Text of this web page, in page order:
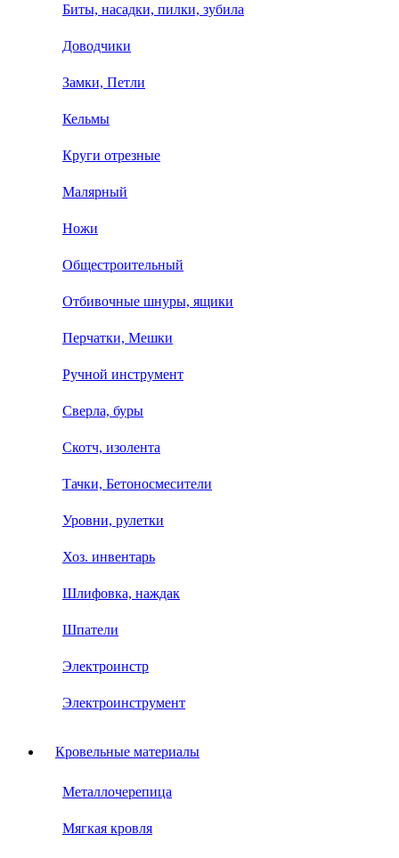
Биты, насадки, пилки, зубила
Доводчики
Замки, Петли
Кельмы
Круги отрезные
Малярный
Ножи
Общестроительный
Отбивочные шнуры, ящики
Перчатки, Мешки
Ручной инструмент
Сверла, буры
Скотч, изолента
Тачки, Бетоносмесители
Уровни, рулетки
Хоз. инвентарь
Шлифовка, наждак
Шпатели
Электроинстр
Электроинструмент
Кровельные материалы
Металлочерепица
Мягкая кровля